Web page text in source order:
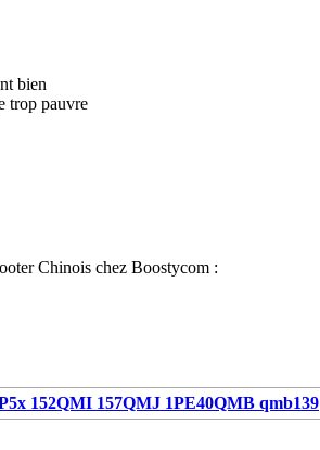
bien
trop pauvre
Chinois chez Boostycom :
152QMI 157QMJ 1PE40QMB qmb139